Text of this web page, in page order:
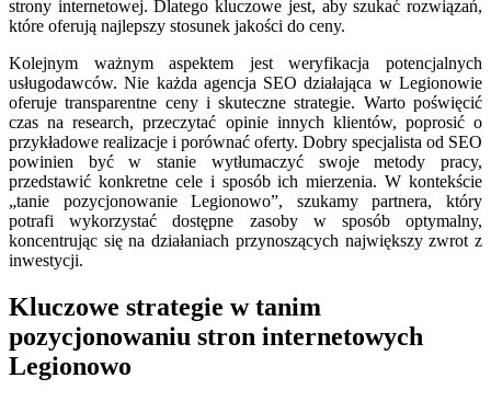
strony internetowej. Dlatego kluczowe jest, aby szukać rozwiązań,
które oferują najlepszy stosunek jakości do ceny.
Kolejnym ważnym aspektem jest weryfikacja potencjalnych
usługodawców. Nie każda agencja SEO działająca w Legionowie
oferuje transparentne ceny i skuteczne strategie. Warto poświęcić
czas na research, przeczytać opinie innych klientów, poprosić o
przykładowe realizacje i porównać oferty. Dobry specjalista od SEO
powinien być w stanie wytłumaczyć swoje metody pracy,
przedstawić konkretne cele i sposób ich mierzenia. W kontekście
„tanie pozycjonowanie Legionowo”, szukamy partnera, który
potrafi wykorzystać dostępne zasoby w sposób optymalny,
koncentrując się na działaniach przynoszących największy zwrot z
inwestycji.
Kluczowe strategie w tanim
pozycjonowaniu stron internetowych
Legionowo